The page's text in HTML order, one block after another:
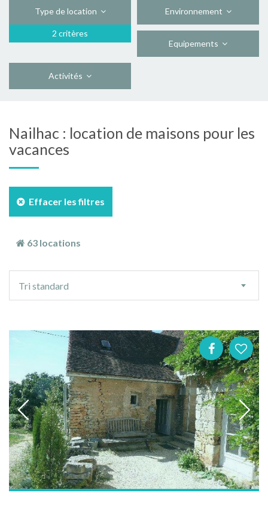
Type de location
2 critères
Environnement
Equipements
Activités
Nailhac : location de maisons pour les
vacances
Effacer les filtres
63 locations
tri
Tri standard